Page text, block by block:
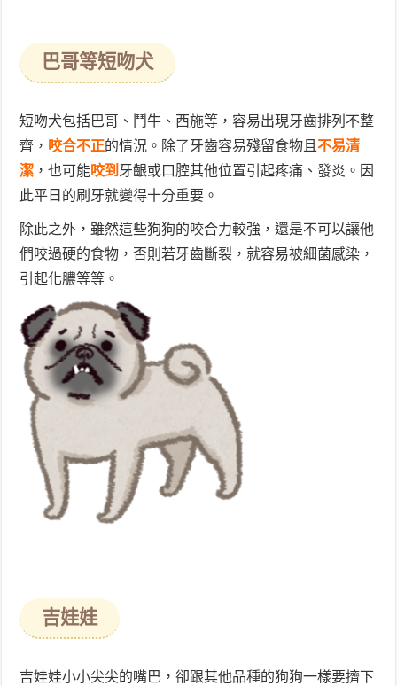
巴哥等短吻犬
短吻犬包括巴哥、鬥牛、西施等，容易出現牙齒排列不整
齊， 咬合不正的情況。除了牙齒容易殘留食物且不易清
潔 ，也可能咬到牙齦或口腔其他位置引起疼痛、發炎。因
此平日的刷牙就變得十分重要。
除此之外，雖然這些狗狗的咬合力較強，還是不可以讓他
們咬過硬的食物，否則若牙齒斷裂，就容易被細菌感染，
引起化膿等等。
吉娃娃
吉娃娃小小尖尖的嘴巴，卻跟其他品種的狗狗一樣要擠下